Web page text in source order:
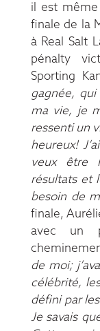
il est
finale de la
à Real Salt
pénalty
Sporting
gagnée,
ma vie, je
ressenti un
heureux!
veux être
résultats et
besoin de
finale,
avec un
de moi;
célébrité,
défini par
Je savais